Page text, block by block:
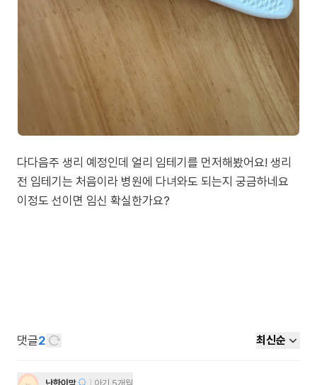
다다음주 생리 예정인데 얼리 임테기를 먼저해봤어요! 생리
전 임테기는 처음이라 병원에 다녀와도 되는지 궁금하네요
이정도 선이면 임신 확실한가요?
댓글2 최신순